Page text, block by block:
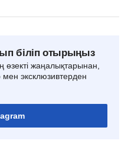
біліп отырыңыз
өзекті жаңалықтарынан,
эксклюзивтерден